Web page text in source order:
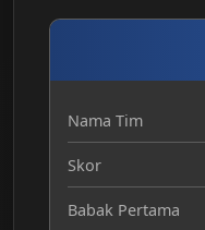
Nama Tim
Skor
Babak Pertama